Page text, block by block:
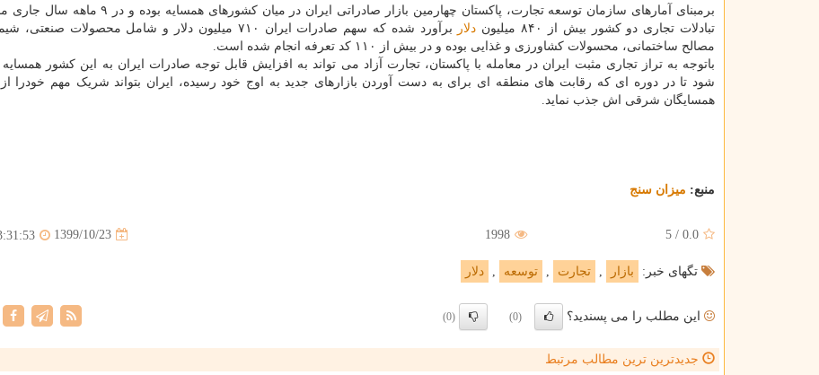
برمبنای آمارهای سازمان توسعه تجارت، پاکستان چهارمین بازار صادراتی ایران در میان کشورهای همسایه
تبادلات تجاری دو کشور بیش از ۸۴۰ میلیون
دلار
برآورد شده که سهم صادرات ایران ۷۱۰ میلیون دلار و شامل محصولات صنعتی،
مصالح ساختمانی، محسولات کشاورزی و غذایی بوده و در بیش از ۱۱۰ کد تعرفه انجام شده است.
باتوجه به تراز تجاری مثبت ایران در معامله با پاکستان، تجارت آزاد می تواند به افزایش قابل توجه صادرات ایران به این کشور همسایه
شود تا در دوره ای که رقابت های منطقه ای برای به دست آوردن بازارهای جدید به اوج خود رسیده، ایران بتواند شریک مهم خودرا از
همسایگان شرقی اش جذب نماید.
منبع: میزان سنج
0.0
/
5
1998
1399/10/23
تگهای خبر: بازار تجارت توسعه دلار
این مطلب را می پسندید؟ (0)
(0)
جدیدترین ترین مطالب مرتبط